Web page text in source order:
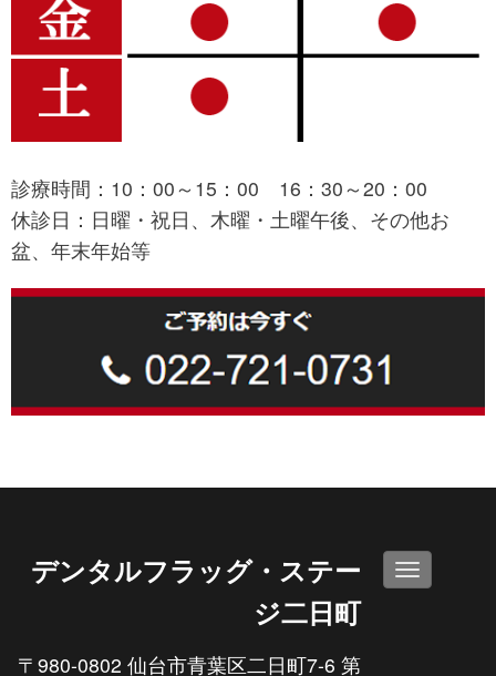
診療時間：10：00～15：00 16：30～20：00
休診日：日曜・祝日、木曜・土曜午後、その他お
盆、年末年始等
デンタルフラッグ・ステー
ジ二日町
〒980-0802 仙台市青葉区二日町7-6 第
N
a